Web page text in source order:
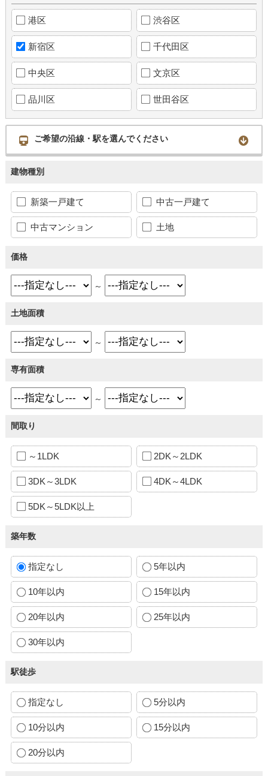
港区 渋谷区
新宿区 千代田区
中央区 文京区
品川区 世田谷区
ご希望の沿線・駅を選んでください
建物種別
新築一戸建て 中古一戸建て
中古マンション 土地
価格
～
土地面積
～
専有面積
～
間取り
～1LDK 2DK～2LDK
3DK～3LDK 4DK～4LDK
5DK～5LDK以上
築年数
指定なし 5年以内
10年以内 15年以内
20年以内 25年以内
30年以内
駅徒歩
指定なし 5分以内
10分以内 15分以内
20分以内